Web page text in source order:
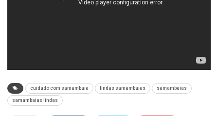
cuidado com samambaia lindas samambaias samambaias
samambaias lindas